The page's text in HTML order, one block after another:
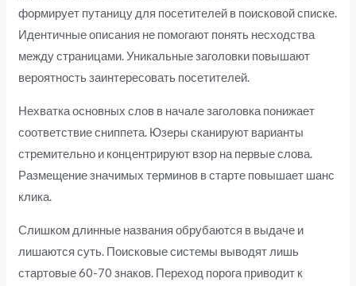
формирует путаницу для посетителей в поисковой списке.
Идентичные описания не помогают понять несходства
между страницами. Уникальные заголовки повышают
вероятность заинтересовать посетителей.
Нехватка основных слов в начале заголовка понижает
соответствие сниппета. Юзеры сканируют варианты
стремительно и концентрируют взор на первые слова.
Размещение значимых терминов в старте повышает шанс
клика.
Слишком длинные названия обрубаются в выдаче и
лишаются суть. Поисковые системы выводят лишь
стартовые 60-70 знаков. Переход порога приводит к